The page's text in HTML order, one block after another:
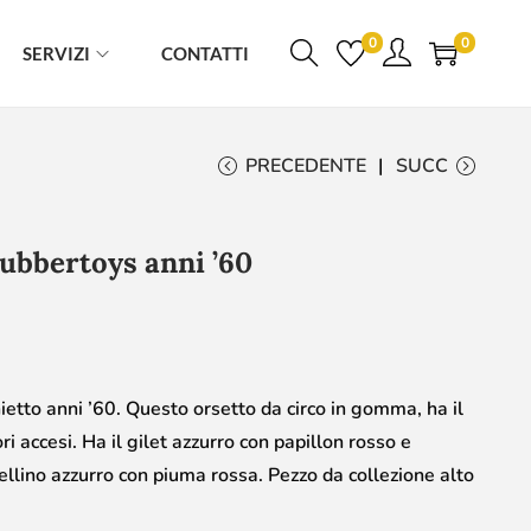
SERVIZI CONTATTI 0 0
PRECEDENTE SUCC
anni ’60
anni ’60. Questo orsetto da circo in gomma, ha il
accesi. Ha il gilet azzurro con papillon rosso e
azzurro con piuma rossa. Pezzo da collezione alto